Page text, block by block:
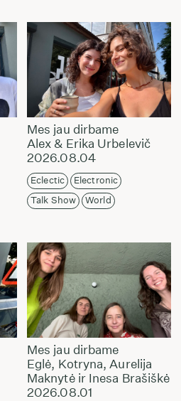
Mes jau dirbame
Alex & Erika Urbelevič
2026.08.04
Eclectic
Electronic
Talk Show
World
Mes jau dirbame
Eglė, Kotryna, Aurelija
Maknytė ir Inesa Brašiškė
2026.08.01